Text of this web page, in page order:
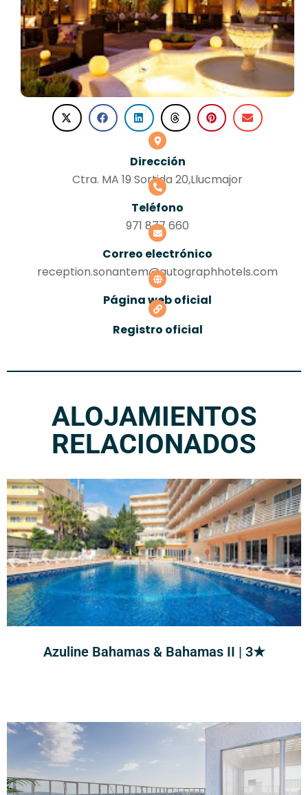
Dirección
Ctra. MA 19 Sortida 20,Llucmajor
Teléfono
971 877 660
Correo electrónico
reception.sonantem@autographhotels.com
Página web oficial
Registro oficial
ALOJAMIENTOS
RELACIONADOS
Azuline Bahamas & Bahamas II | 3★